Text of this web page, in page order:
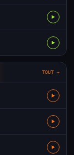
▶
▶
TOUT →
▶
▶
▶